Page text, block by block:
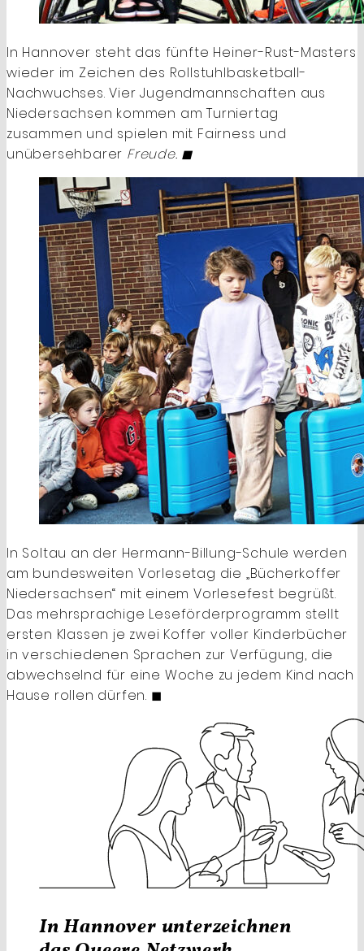
In Hannover steht das fünfte Heiner-Rust-Masters
wieder im Zeichen des Rollstuhlbasketball-
Nachwuchses. Vier Jugendmannschaften aus
Niedersachsen kommen am Turniertag
zusammen und spielen mit Fairness und
unübersehbarer Freude. ◼
In Soltau an der Hermann-Billung-Schule werden
am bundesweiten Vorlesetag die „Bücherkoffer
Niedersachsen“ mit einem Vorlesefest begrüßt.
Das mehrsprachige Leseförderprogramm stellt
ersten Klassen je zwei Koffer voller Kinderbücher
in verschiedenen Sprachen zur Verfügung, die
abwechselnd für eine Woche zu jedem Kind nach
Hause rollen ­dürfen. ◼
In Hannover unterzeichnen